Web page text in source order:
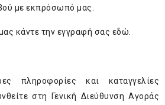
με εκπρόσωπό μας.
κάντε την εγγραφή σας εδώ.
πληροφορίες και καταγγελίες
στη Γενική Διεύθυνση Αγοράς